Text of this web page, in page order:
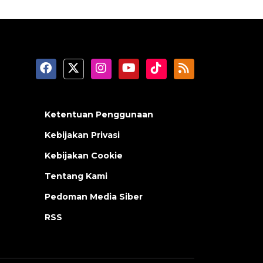
Ketentuan Penggunaan
Kebijakan Privasi
Kebijakan Cookie
Tentang Kami
Pedoman Media Siber
RSS